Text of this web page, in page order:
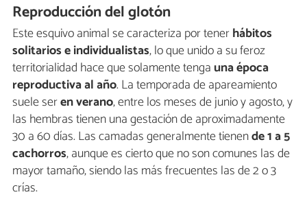
Reproducción del glotón
Este esquivo animal se caracteriza por tenerhábitos
solitarios e individualistas, lo que unido a su feroz
territorialidad hace que solamente tenga una época
reproductiva al año. La temporada de apareamiento
suele seren verano, entre los meses de junio y agosto, y
las hembras tienen una gestación de aproximadamente
30 a 60 días. Las camadas generalmente tienende 1 a 5
cachorros, aunque es cierto que no son comunes las de
mayor tamaño, siendo las más frecuentes las de 2 o 3
crías.